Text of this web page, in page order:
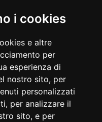
i cookies
e altre
per
esperienza di
nostro sito, per
personalizzati
per analizzare il
sito, e per